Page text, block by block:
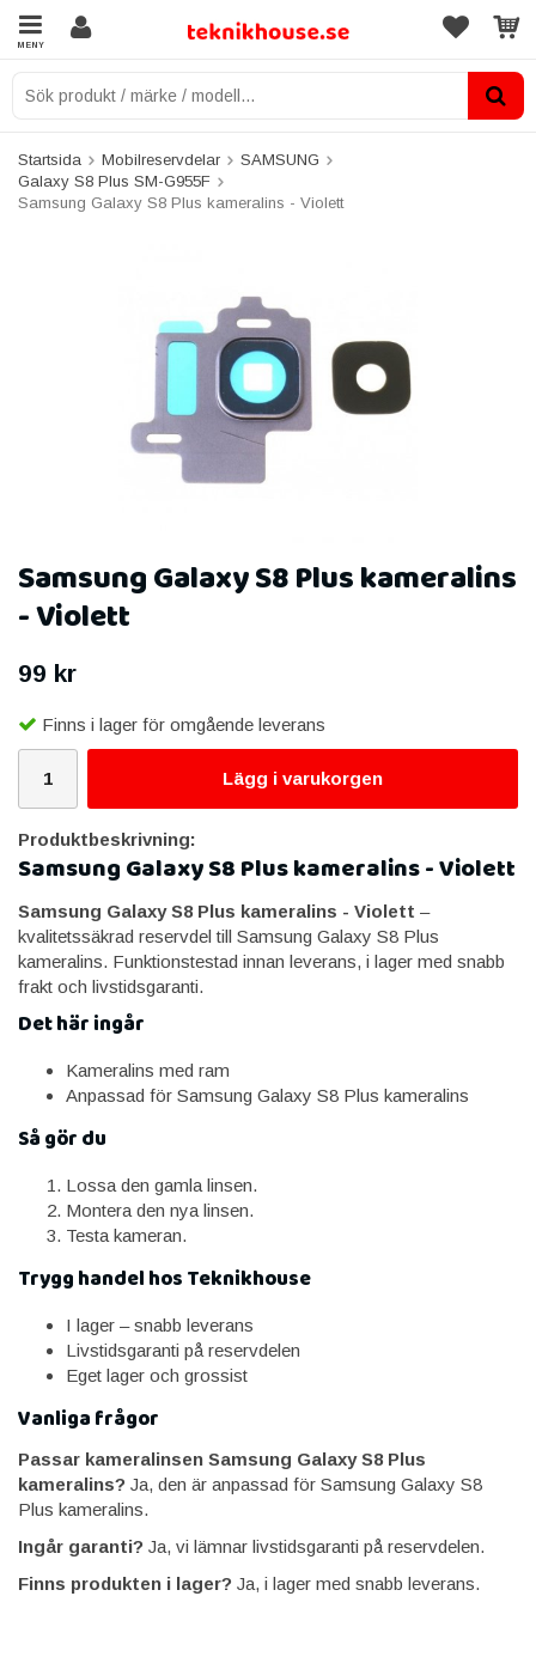
MENY
Startsida Mobilreservdelar
SAMSUNG
Galaxy S8 Plus SM-G955F
Samsung Galaxy S8 Plus kameralins - Violett
Samsung Galaxy S8 Plus kameralins
- Violett
99 kr
Finns i lager för omgående leverans
Lägg i varukorgen
Produktbeskrivning:
Samsung Galaxy S8 Plus kameralins - Violett
Samsung Galaxy S8 Plus kameralins - Violett –
kvalitetssäkrad reservdel till Samsung Galaxy S8 Plus
kameralins. Funktionstestad innan leverans, i lager med snabb
frakt och livstidsgaranti.
Det här ingår
Kameralins med ram
Anpassad för Samsung Galaxy S8 Plus kameralins
Så gör du
Lossa den gamla linsen.
Montera den nya linsen.
Testa kameran.
Trygg handel hos Teknikhouse
I lager – snabb leverans
Livstidsgaranti på reservdelen
Eget lager och grossist
Vanliga frågor
Passar kameralinsen Samsung Galaxy S8 Plus
kameralins? Ja, den är anpassad för Samsung Galaxy S8
Plus kameralins.
Ingår garanti? Ja, vi lämnar livstidsgaranti på reservdelen.
Finns produkten i lager? Ja, i lager med snabb leverans.